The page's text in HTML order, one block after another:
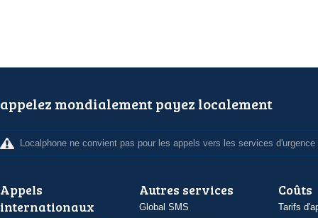
appelez mondialement payez localement
Localphone ne convient pas pour les appels vers les services d'urgence
Appels
internationaux
Autres services
Global SMS
Coûts
Tarifs